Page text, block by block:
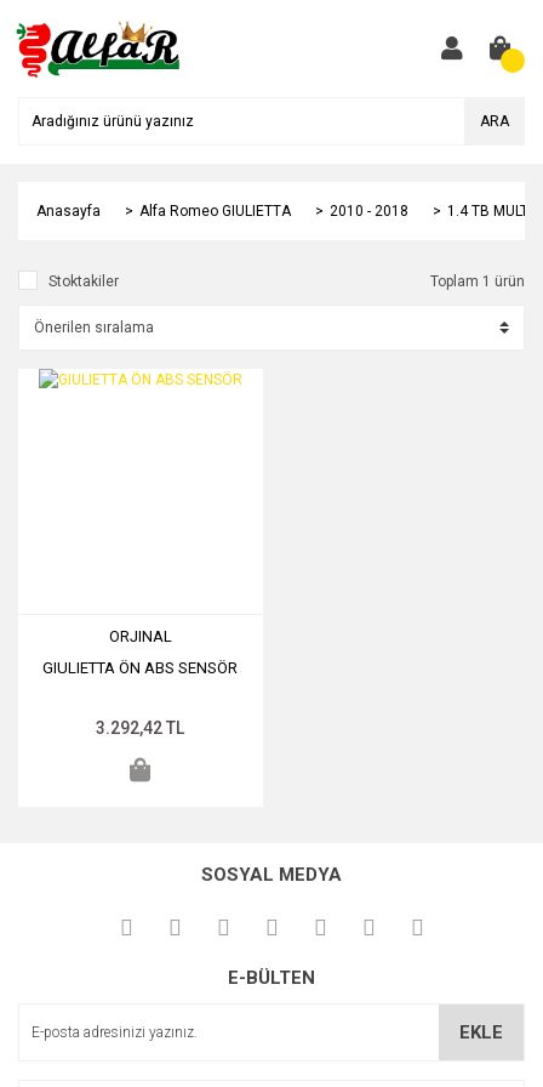
ARA
Anasayfa Alfa Romeo GIULIETTA 2010 - 2018 1.4 TB
Stoktakiler Toplam 1 ürün
ORJINAL
GIULIETTA ÖN ABS SENSÖR
3.292,42 TL
SOSYAL MEDYA
E-BÜLTEN
EKLE